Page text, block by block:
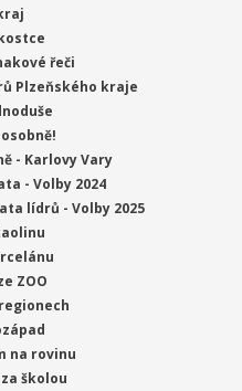
řeči
Plzeňského kraje
- Karlovy Vary
- Volby 2024
lídrů - Volby 2025
ZOO
na rovinu
školou